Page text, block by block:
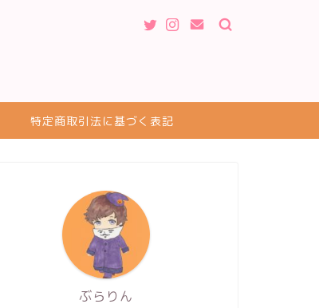
特定商取引法に基づく表記
ぶらりん